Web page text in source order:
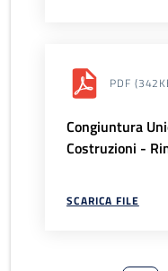
PDF
Congiuntura
Costruzioni -
SCARICA FILE